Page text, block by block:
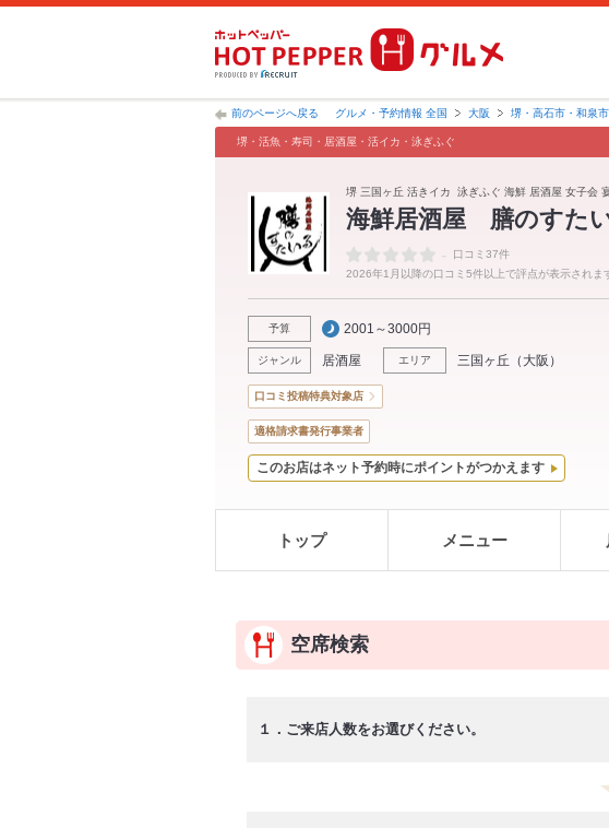
前のページへ戻る グルメ・予約情報 全国 大阪 堺・高石市・和泉市
堺・活魚・寿司・居酒屋・活イカ・泳ぎふぐ
堺 三国ヶ丘 活きイカ 泳ぎふぐ 海鮮 居酒屋 女子
海鮮居酒屋 膳のすた
-
口コミ37件
2026年1月以降の口コミ5件以上で評点が表示されま
予算 2001～3000円
ジャンル 居酒屋 エリア 三国ヶ丘 （ 大阪 ）
口コミ投稿特典対象店
適格請求書発行事業者
このお店はネット予約時にポイントがつかえます
トップ メニュー
空席検索
１．ご来店人数をお選びください。